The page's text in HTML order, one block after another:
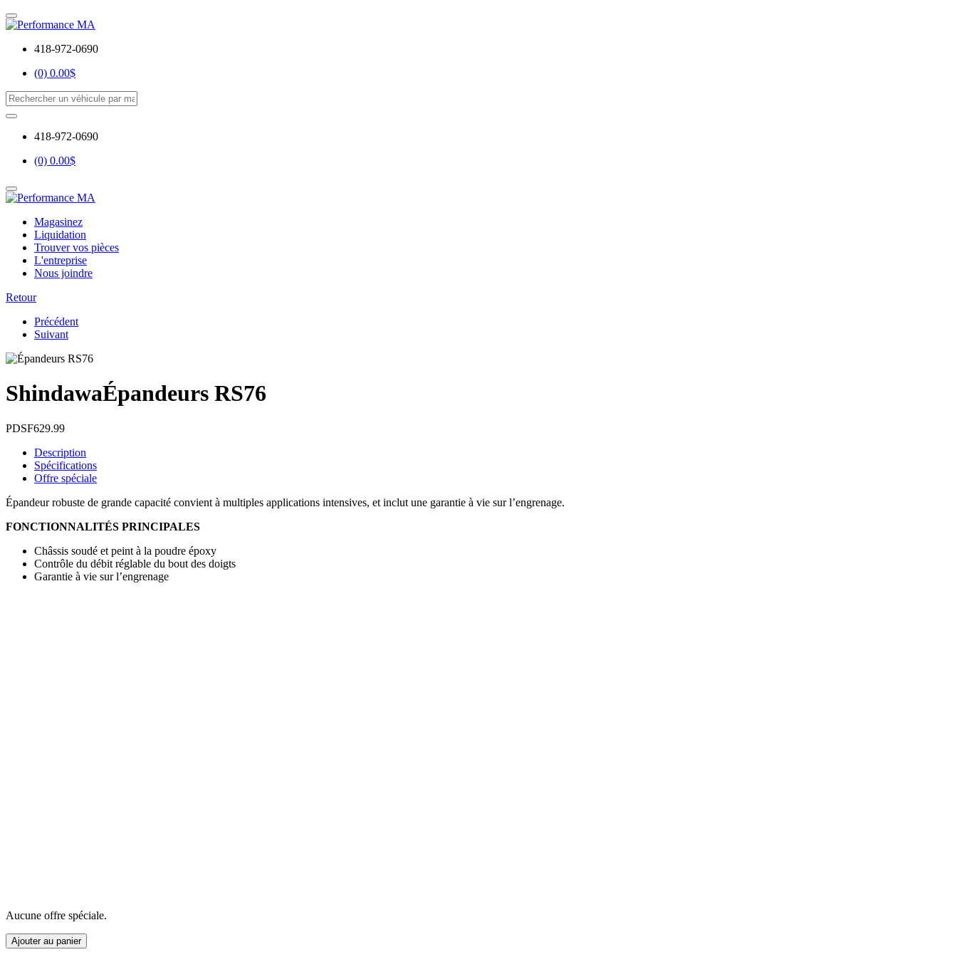
418-972-0690
(0) 0.00$
418-972-0690
(0) 0.00$
Magasinez
Liquidation
Trouver vos pièces
L'entreprise
Nous joindre
Retour
Précédent
Suivant
ShindawaÉpandeurs RS76
PDSF629.99
Description
Spécifications
Offre spéciale
Épandeur robuste de grande capacité convient à multiples applications intensives, et inclut une garantie à vie sur l’engrenage.
FONCTIONNALITÉS PRINCIPALES
Châssis soudé et peint à la poudre époxy
Contrôle du débit réglable du bout des doigts
Garantie à vie sur l’engrenage
Aucune offre spéciale.
Ajouter au panier